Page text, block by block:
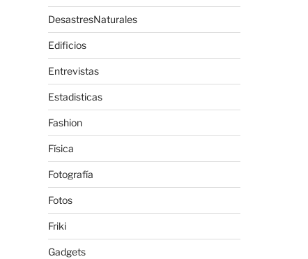
DesastresNaturales
Edificios
Entrevistas
Estadisticas
Fashion
Física
Fotografía
Fotos
Friki
Gadgets